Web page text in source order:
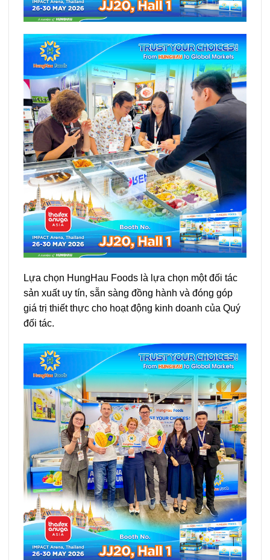
Lựa chọn HungHau Foods là lựa chọn một đối tác
sản xuất uy tín, sẵn sàng đồng hành và đóng góp
giá trị thiết thực cho hoạt động kinh doanh của Quý
đối tác.